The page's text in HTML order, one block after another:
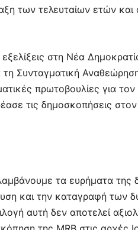
των τελευταίων ετών και
στη Νέα
Συνταγματική
πρωτοβουλίες για
τις δημοσκοπήσεις
τα ευρήματα της
και την καταγραφή των
αυτή δεν αποτελεί